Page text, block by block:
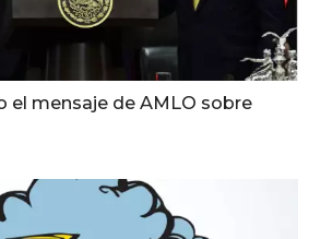
el mensaje de AMLO sobre